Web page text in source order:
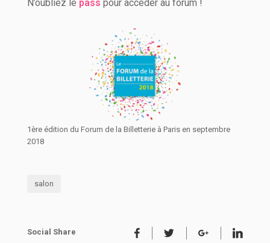
N’oubliez le pass pour accéder au forum !
1ère édition du Forum de la Billetterie à Paris en septembre
2018
salon
Social Share